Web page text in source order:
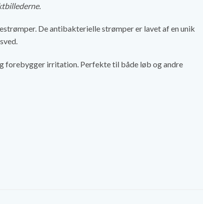
De antibakterielle strømper er lavet af en unik
forebygger irritation. Perfekte til både løb og andre